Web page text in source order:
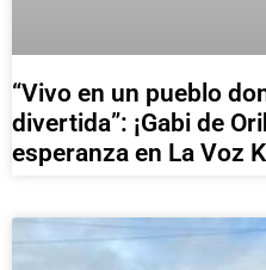
“Vivo en un pueblo
divertida”: ¡Gabi de
esperanza en La Voz